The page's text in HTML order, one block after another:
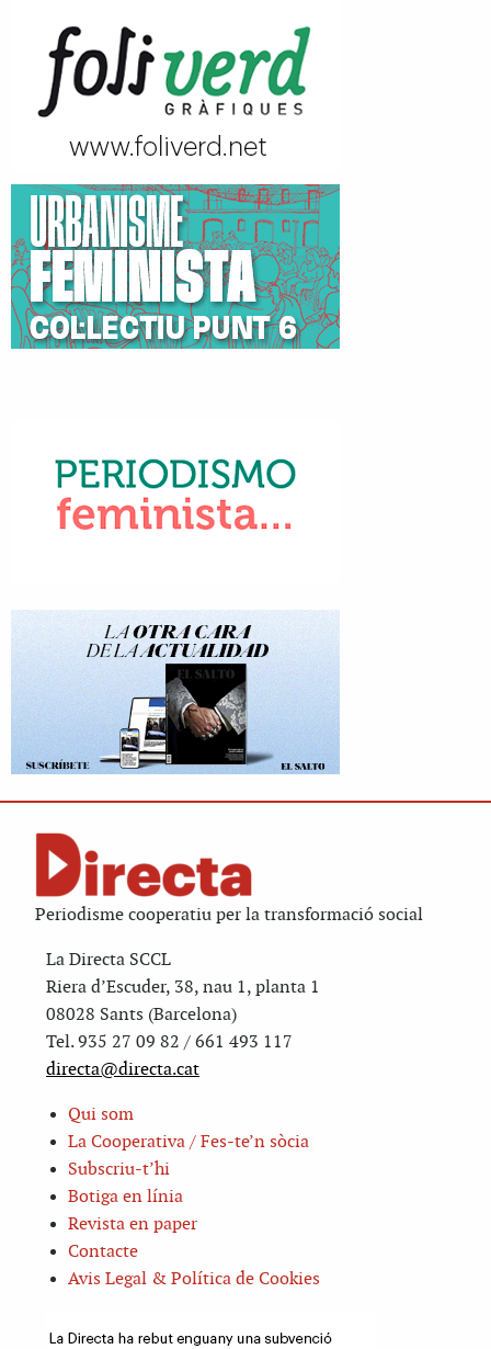
Periodisme cooperatiu per la transformació social
La Directa SCCL
Riera d’Escuder, 38, nau 1, planta 1
08028 Sants (Barcelona)
Tel. 935 27 09 82 / 661 493 117
directa@directa.cat
Qui som
La Cooperativa / Fes-te’n sòcia
Subscriu-t’hi
Botiga en línia
Revista en paper
Contacte
Avis Legal & Política de Cookies